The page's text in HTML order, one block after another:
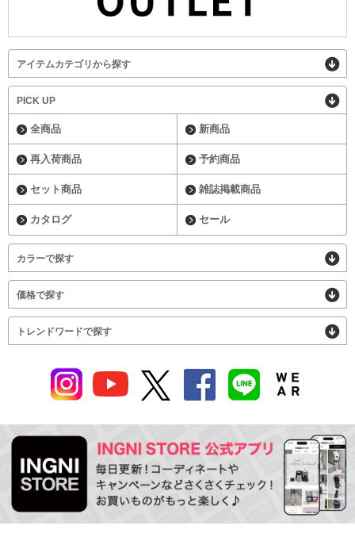
アイテムカテゴリから探す
PICK UP
全商品 新商品
再入荷商品 予約商品
セット商品 雑誌掲載商品
カタログ セール
カラーで探す
価格で探す
トレンドワードで探す